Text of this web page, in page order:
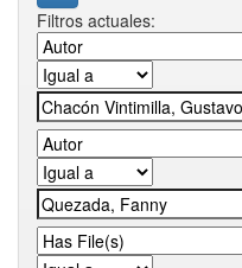
Filtros actuales: